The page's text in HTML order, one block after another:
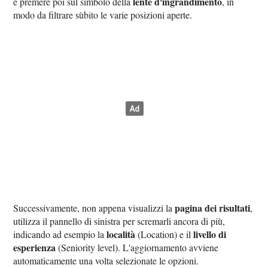
modo da filtrare sùbito le varie posizioni aperte.
Successivamente, non appena visualizzi lapagina dei risultati,
utilizza il pannello di sinistra per scremarli ancora di più,
indicando ad esempio lalocalità(Location) e illivello di
esperienza(Seniority level). L'aggiornamento avviene
automaticamente una volta selezionate le opzioni.